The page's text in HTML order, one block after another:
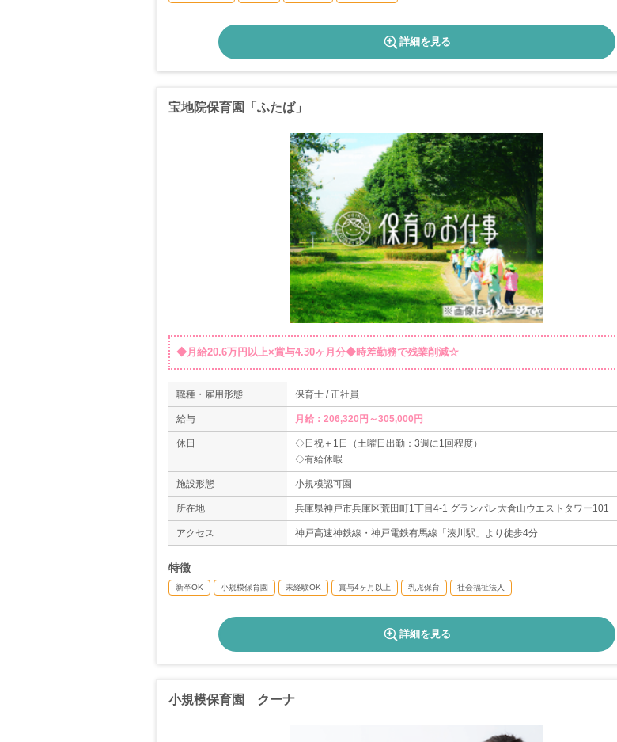
詳細を見る
宝地院保育園「ふたば」
◆月給20.6万円以上×賞与4.30ヶ月分◆時差勤務で残業削減☆
職種・雇用形態 保育士 / 正社員
給与 月給：206,320円～305,000円
休日
◇日祝＋1日（土曜日出勤：3週に1回程度）
◇有給休暇
＊年間休日数114日
施設形態 小規模認可園
所在地 兵庫県神戸市兵庫区荒田町1丁目4-1 グランパレ大倉山ウエストタワー101
アクセス 神戸高速神鉄線・神戸電鉄有馬線「湊川駅」より徒歩4分
特徴
新卒OK 小規模保育園 未経験OK 賞与4ヶ月以上 乳児保育 社会福祉法人
詳細を見る
小規模保育園 クーナ